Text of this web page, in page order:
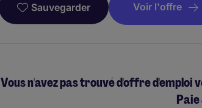
Sauvegarder Voir l'offre
Vous n'avez pas trouvé d'offre d'emploi
Paie